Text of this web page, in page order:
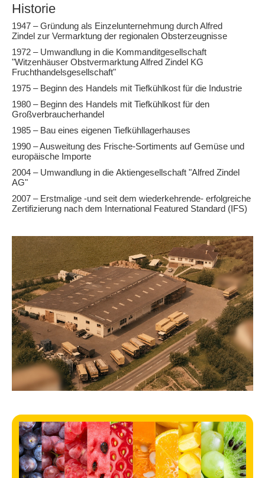
Historie
1947 – Gründung als Einzelunternehmung durch Alfred
Zindel zur Vermarktung der regionalen Obsterzeugnisse
1972 – Umwandlung in die Kommanditgesellschaft
"Witzenhäuser Obstvermarktung Alfred Zindel KG
Fruchthandelsgesellschaft"
1975 – Beginn des Handels mit Tiefkühlkost für die Industrie
1980 – Beginn des Handels mit Tiefkühlkost für den
Großverbraucherhandel
1985 – Bau eines eigenen Tiefkühllagerhauses
1990 – Ausweitung des Frische-Sortiments auf Gemüse und
europäische Importe
2004 – Umwandlung in die Aktiengesellschaft "Alfred Zindel
AG"
2007 – Erstmalige -und seit dem wiederkehrende- erfolgreiche
Zertifizierung nach dem International Featured Standard (IFS)